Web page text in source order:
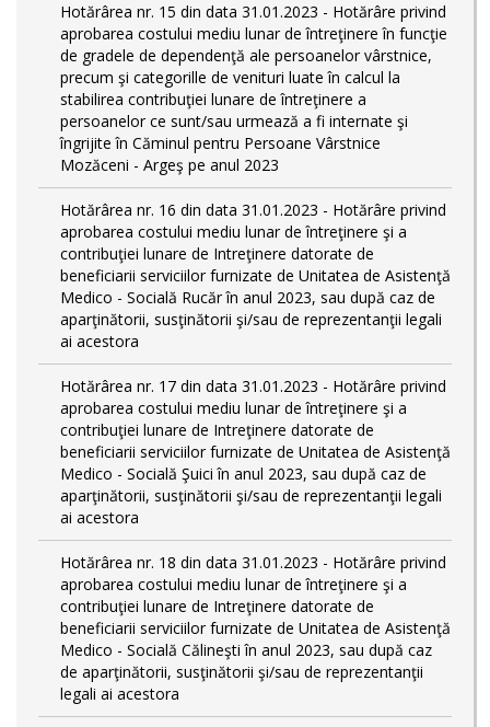
Hotărârea nr. 15 din data 31.01.2023 - Hotărâre privind
aprobarea costului mediu lunar de întreţinere în funcţie
de gradele de dependenţă ale persoanelor vârstnice,
precum şi categorille de venituri luate în calcul la
stabilirea contribuţiei lunare de întreţinere a
persoanelor ce sunt/sau urmează a fi internate şi
îngrijite în Căminul pentru Persoane Vârstnice
Mozăceni - Argeş pe anul 2023
Hotărârea nr. 16 din data 31.01.2023 - Hotărâre privind
aprobarea costului mediu lunar de întreţinere şi a
contribuţiei lunare de Intreţinere datorate de
beneficiarii serviciilor furnizate de Unitatea de Asistenţă
Medico - Socială Rucăr în anul 2023, sau după caz de
aparţinătorii, susţinătorii şi/sau de reprezentanţii legali
ai acestora
Hotărârea nr. 17 din data 31.01.2023 - Hotărâre privind
aprobarea costului mediu lunar de întreţinere şi a
contribuţiei lunare de Intreţinere datorate de
beneficiarii serviciilor furnizate de Unitatea de Asistenţă
Medico - Socială Şuici în anul 2023, sau după caz de
aparţinătorii, susţinătorii şi/sau de reprezentanţii legali
ai acestora
Hotărârea nr. 18 din data 31.01.2023 - Hotărâre privind
aprobarea costului mediu lunar de întreţinere şi a
contribuţiei lunare de Intreţinere datorate de
beneficiarii serviciilor furnizate de Unitatea de Asistenţă
Medico - Socială Călineşti în anul 2023, sau după caz
de aparţinătorii, susţinătorii şi/sau de reprezentanţii
legali ai acestora